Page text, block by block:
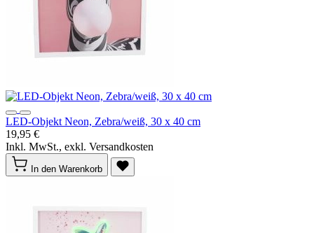
LED-Objekt Neon, Zebra/weiß, 30 x 40 cm
19,95 €
Inkl. MwSt., exkl. Versandkosten
In den Warenkorb